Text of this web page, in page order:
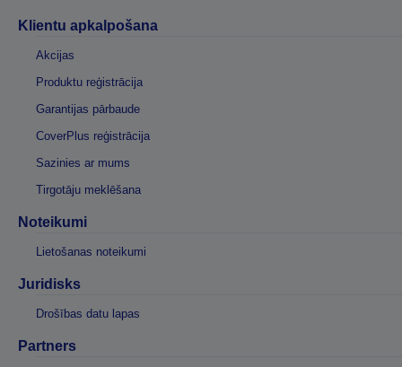
Klientu apkalpošana
Akcijas
Produktu reģistrācija
Garantijas pārbaude
CoverPlus reģistrācija
Sazinies ar mums
Tirgotāju meklēšana
Noteikumi
Lietošanas noteikumi
Juridisks
Drošības datu lapas
Partners